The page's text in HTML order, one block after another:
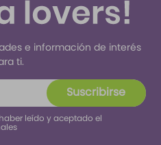
e información de interés
ti.
Suscribirse
leído y aceptado el